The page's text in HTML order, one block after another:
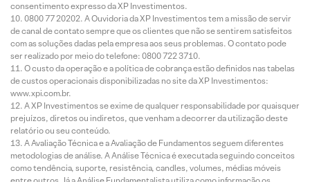
consentimento expresso da XP Investimentos.
0800 77 20202. A Ouvidoria da XP Investimentos tem a missão de servir
de canal de contato sempre que os clientes que não se sentirem satisfeitos
com as soluções dadas pela empresa aos seus problemas. O contato pode
ser realizado por meio do telefone: 0800 722 3710.
O custo da operação e a política de cobrança estão definidos nas tabelas
de custos operacionais disponibilizadas no site da XP Investimentos:
www.xpi.com.br.
A XP Investimentos se exime de qualquer responsabilidade por quaisquer
prejuízos, diretos ou indiretos, que venham a decorrer da utilização deste
relatório ou seu conteúdo.
A Avaliação Técnica e a Avaliação de Fundamentos seguem diferentes
metodologias de análise. A Análise Técnica é executada seguindo conceitos
como tendência, suporte, resistência, candles, volumes, médias móveis